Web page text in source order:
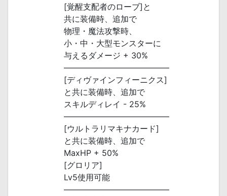
[覚醒支配者のローブ]と
共に装備時、追加で
物理・魔法攻撃時、
小・中・大型モンスターに
与えるダメージ + 30%
―――――――――――――
[ディヴァインフィーニクス]
と共に装備時、追加で
スキルディレイ - 25%
―――――――――――――
[ウルトラリマキナカード]
と共に装備時、追加で
MaxHP + 50%
[グロリア]
Lv5使用可能
―――――――――――――